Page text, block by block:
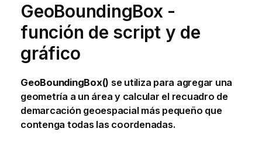
GeoBoundingBox -
función de script y de
gráfico
GeoBoundingBox() se utiliza para agregar una
geometría a un área y calcular el recuadro de
demarcación geoespacial más pequeño que
contenga todas las coordenadas.